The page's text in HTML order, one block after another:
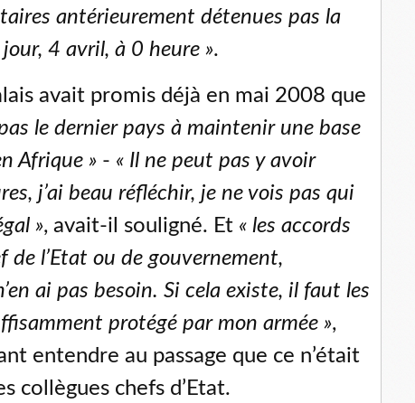
antérieurement détenues pas la
4 avril, à 0 heure ».
avait promis déjà en mai 2008 que
le dernier pays à maintenir une base
Afrique » - « Il ne peut pas y avoir
j’ai beau réfléchir, je ne vois pas qui
», avait-il souligné. Et « les accords
l’Etat ou de gouvernement,
ai pas besoin. Si cela existe, il faut les
protégé par mon armée »,
entendre au passage que ce n’était
collègues chefs d’Etat.